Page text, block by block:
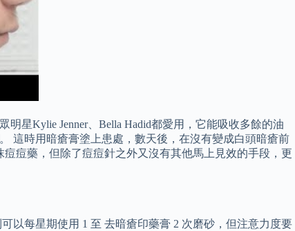
星Kylie Jenner、Bella Hadid都愛用，它能吸收多餘的油
這時用暗瘡膏塗上患處，數天後，在沒有變成白頭暗瘡前
痘藥，但除了痘痘針之外又沒有其他馬上見效的手段，更
以每星期使用 1 至 去暗瘡印藥膏 2 次磨砂，但注意力度要